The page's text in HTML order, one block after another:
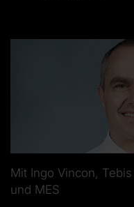
Mit Ingo Vincon,
und MES